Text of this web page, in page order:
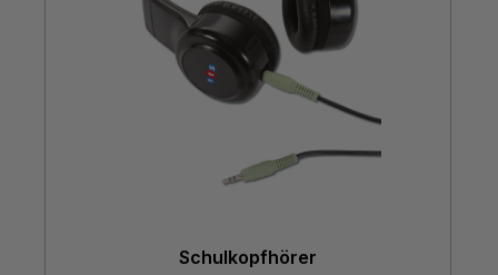
Schulkopfhörer